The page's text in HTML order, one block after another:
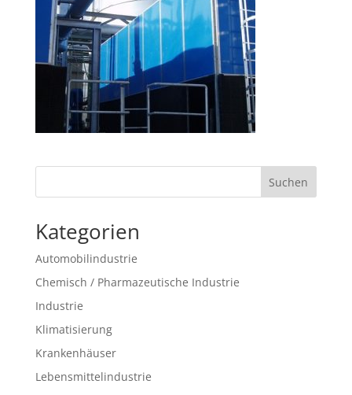
Suchen
Kategorien
Automobilindustrie
Chemisch / Pharmazeutische Industrie
Industrie
Klimatisierung
Krankenhäuser
Lebensmittelindustrie